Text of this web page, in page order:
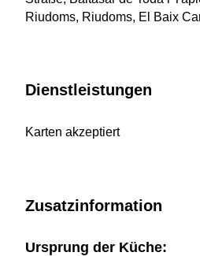
Riudoms, Riudoms, El Baix
Dienstleistungen
Karten akzeptiert
Zusatzinformation
Ursprung der Küche: